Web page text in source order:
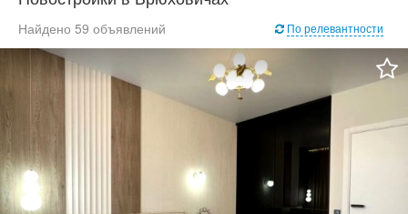
Найдено 59 объявлений По релевантности